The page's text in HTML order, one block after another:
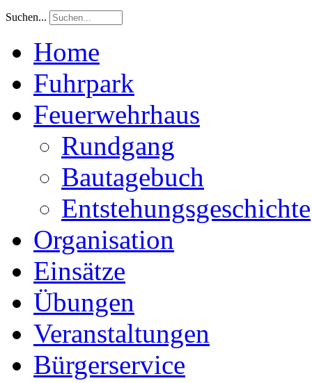
Suchen...
Home
Fuhrpark
Feuerwehrhaus
Rundgang
Bautagebuch
Entstehungsgeschichte
Organisation
Einsätze
Übungen
Veranstaltungen
Bürgerservice